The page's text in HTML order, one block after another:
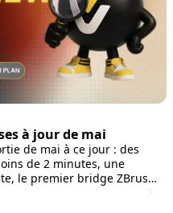
à jour de mai
de mai à ce jour : des
de 2 minutes, une
le premier bridge ZBrush
et Max, et notre plus